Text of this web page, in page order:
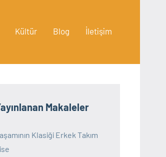
Kültür Blog İletişim
Makaleler
Klasiği Erkek Takım